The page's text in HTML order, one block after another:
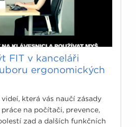
FIT v kanceláři
ergonomických
která vás naučí zásady
na počítači, prevence,
zad a dalších funkčních